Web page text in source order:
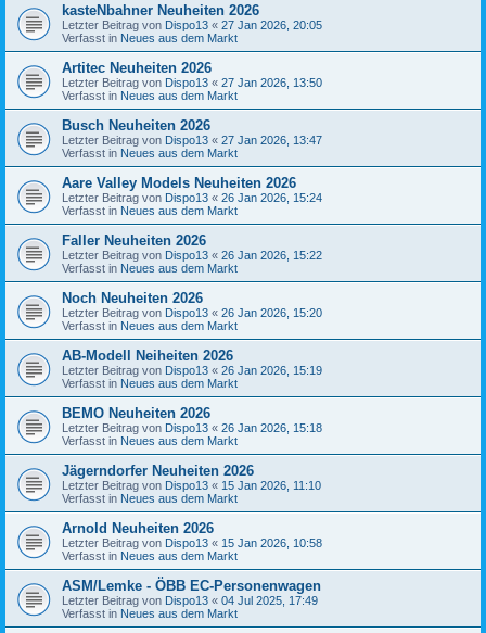
kasteNbahner Neuheiten 2026
Letzter Beitrag von Dispo13 « 27 Jan 2026, 20:05
Verfasst in Neues aus dem Markt
Artitec Neuheiten 2026
Letzter Beitrag von Dispo13 « 27 Jan 2026, 13:50
Verfasst in Neues aus dem Markt
Busch Neuheiten 2026
Letzter Beitrag von Dispo13 « 27 Jan 2026, 13:47
Verfasst in Neues aus dem Markt
Aare Valley Models Neuheiten 2026
Letzter Beitrag von Dispo13 « 26 Jan 2026, 15:24
Verfasst in Neues aus dem Markt
Faller Neuheiten 2026
Letzter Beitrag von Dispo13 « 26 Jan 2026, 15:22
Verfasst in Neues aus dem Markt
Noch Neuheiten 2026
Letzter Beitrag von Dispo13 « 26 Jan 2026, 15:20
Verfasst in Neues aus dem Markt
AB-Modell Neiheiten 2026
Letzter Beitrag von Dispo13 « 26 Jan 2026, 15:19
Verfasst in Neues aus dem Markt
BEMO Neuheiten 2026
Letzter Beitrag von Dispo13 « 26 Jan 2026, 15:18
Verfasst in Neues aus dem Markt
Jägerndorfer Neuheiten 2026
Letzter Beitrag von Dispo13 « 15 Jan 2026, 11:10
Verfasst in Neues aus dem Markt
Arnold Neuheiten 2026
Letzter Beitrag von Dispo13 « 15 Jan 2026, 10:58
Verfasst in Neues aus dem Markt
ASM/Lemke - ÖBB EC-Personenwagen
Letzter Beitrag von Dispo13 « 04 Jul 2025, 17:49
Verfasst in Neues aus dem Markt